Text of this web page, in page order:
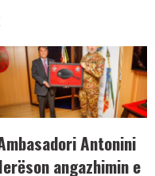
Antonini
angazhimin e